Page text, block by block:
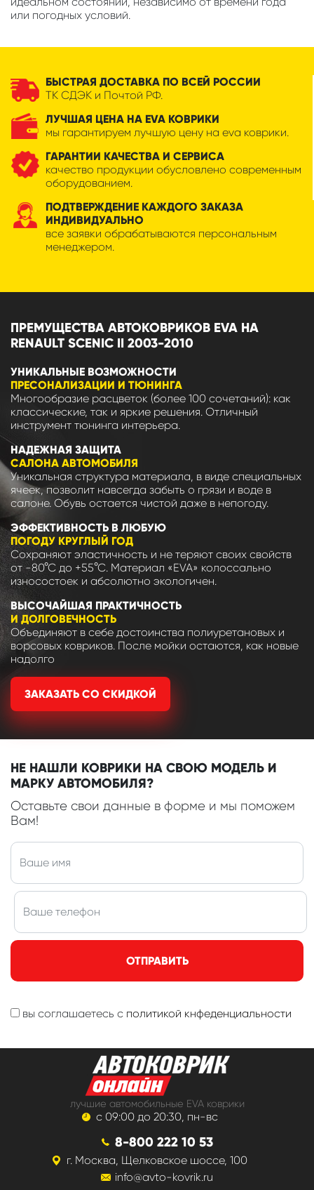
или погодных условий.
БЫСТРАЯ ДОСТАВКА ПО ВСЕЙ РОССИИ
ТК СДЭК и Почтой РФ.
ЛУЧШАЯ ЦЕНА НА EVA КОВРИКИ
мы гарантируем лучшую цену на eva коврики.
ГАРАНТИИ КАЧЕСТВА И СЕРВИСА
качество продукции обусловлено современным
оборудованием.
ПОДТВЕРЖДЕНИЕ КАЖДОГО ЗАКАЗА
ИНДИВИДУАЛЬНО
все заявки обрабатываются персональным
менеджером.
ПРЕМУЩЕСТВА АВТОКОВРИКОВ EVA НА
RENAULT SCENIC II 2003-2010
УНИКАЛЬНЫЕ ВОЗМОЖНОСТИ
ПРЕСОНАЛИЗАЦИИ И ТЮНИНГА
Многообразие расцветок (более 100 сочетаний): как
классические, так и яркие решения. Отличный
инструмент тюнинга интерьера.
НАДЕЖНАЯ ЗАЩИТА
САЛОНА АВТОМОБИЛЯ
Уникальная структура материала, в виде специальных
ячеек, позволит навсегда забыть о грязи и воде в
салоне. Обувь остается чистой даже в непогоду.
ЭФФЕКТИВНОСТЬ В ЛЮБУЮ
ПОГОДУ КРУГЛЫЙ ГОД
Сохраняют эластичность и не теряют своих свойств
от -80°С до +55°С. Материал «EVA» колоссально
износостоек и абсолютно экологичен.
ВЫСОЧАЙШАЯ ПРАКТИЧНОСТЬ
И ДОЛГОВЕЧНОСТЬ
Объединяют в себе достоинства полиуретановых и
ворсовых ковриков. После мойки остаются, как новые
надолго
ЗАКАЗАТЬ СО СКИДКОЙ
НЕ НАШЛИ КОВРИКИ НА СВОЮ МОДЕЛЬ И
МАРКУ АВТОМОБИЛЯ?
Оставьте свои данные в форме и мы поможем
Вам!
ОТПРАВИТЬ
вы соглашаетесь с политикой кнфеденциальности
лучшие автомобильные EVA коврики
с 09:00 до 20:30, пн-вс
8-800 222 10 53
г. Москва, Щелковское шоссе, 100
info@avto-kovrik.ru